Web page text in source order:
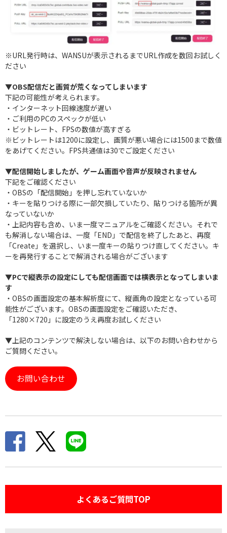
※URL発行時は、WANSUが表示されるまでURL作成を数回お試しく
ださい
▼OBS配信だと画質が荒くなってしまいます
下記の可能性が考えられます。
・インターネット回線速度が遅い
・ご利用のPCのスペックが低い
・ビットレート、FPSの数値が高すぎる
※ビットレートは1200に設定し、画質が悪い場合には1500まで数値
をあげてください。FPS共通値は30でご設定ください
▼配信開始しましたが、ゲーム画面や音声が反映されません
下記をご確認ください
・OBSの「配信開始」を押し忘れていないか
・キーを貼りつける際に一部欠損していたり、貼りつける箇所が異
なっていないか
・上記内容も含め、いま一度マニュアルをご確認ください。それで
も解消しない場合は、一度「END」で配信を終了したあと、再度
「Create」を選択し、いま一度キーの貼りつけ直してください。キ
ーを再発行することで解消される場合がございます
▼PCで縦表示の設定にしても配信画面では横表示となってしまいま
す
・OBSの画面設定の基本解析度にて、縦画角の設定となっている可
能性がございます。OBSの画面設定をご確認いただき、
「1280×720」に設定のうえ再度お試しください
▼上記のコンテンツで解決しない場合は、以下のお問い合わせから
ご質問ください。
お問い合わせ
よくあるご質問TOP